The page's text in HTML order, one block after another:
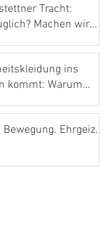
Tracht:
Machen wir
ins
kommt: Warum
macht
Bewegung. Ehrgeiz.